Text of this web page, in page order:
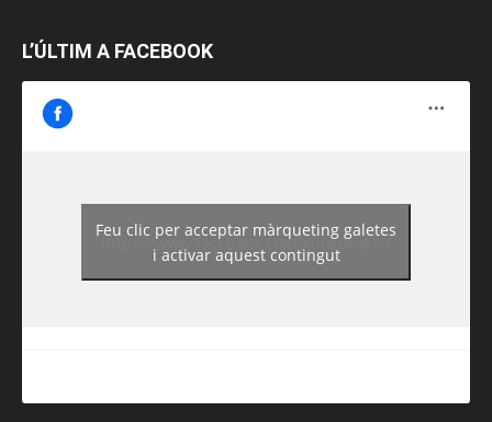
L’ÚLTIM A FACEBOOK
https://www.facebook.com/guiadereus/
Feu clic per acceptar màrqueting galetes
i activar aquest contingut